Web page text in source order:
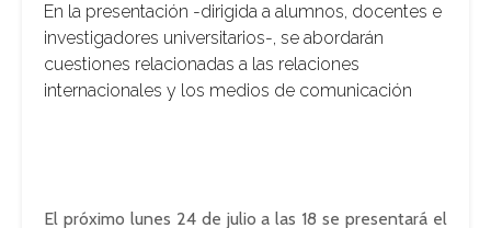
En la presentación -dirigida a alumnos, docentes e
investigadores universitarios-, se abordarán
cuestiones relacionadas a las relaciones
internacionales y los medios de comunicación
El próximo lunes 24 de julio a las 18 se presentará el